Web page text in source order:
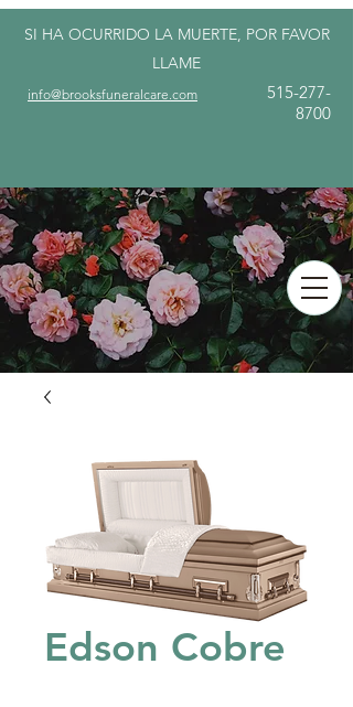
SI HA OCURRIDO LA MUERTE, POR FAVOR
LLAME
info@brooksfuneralcare.com
515-277-
8700
Edson Cobre